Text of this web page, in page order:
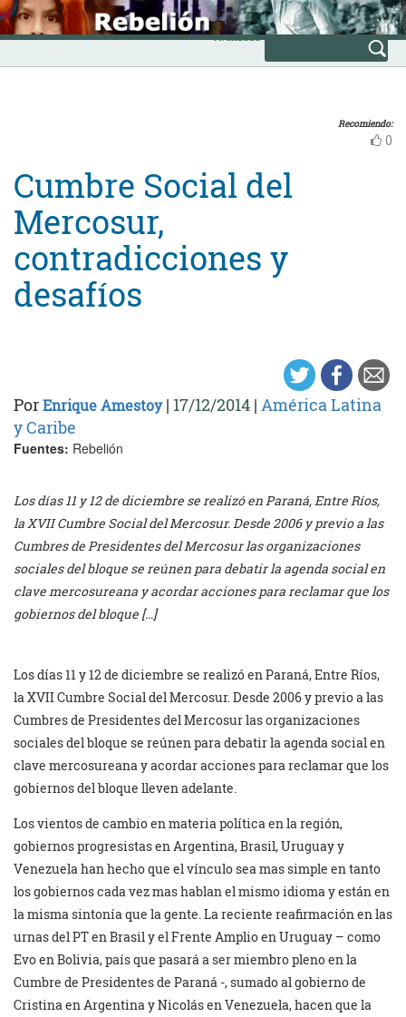
Skip
to
content
INICIO
Avanzada
Recomiendo:
0
Cumbre Social del
Mercosur,
contradicciones y
desafíos
PorEnrique Amestoy| 17/12/2014 | América Latina
y Caribe
Fuentes: Rebelión
Los días 11 y 12 de diciembre se realizó en Paraná, Entre Ríos,
la XVII Cumbre Social del Mercosur. Desde 2006 y previo a las
Cumbres de Presidentes del Mercosur las organizaciones
sociales del bloque se reúnen para debatir la agenda social en
clave mercosureana y acordar acciones para reclamar que los
gobiernos del bloque […]
Los días 11 y 12 de diciembre se realizó en Paraná, Entre Ríos,
la XVII Cumbre Social del Mercosur. Desde 2006 y previo a las
Cumbres de Presidentes del Mercosur las organizaciones
sociales del bloque se reúnen para debatir la agenda social en
clave mercosureana y acordar acciones para reclamar que los
gobiernos del bloque lleven adelante.
Los vientos de cambio en materia política en la región,
gobiernos progresistas en Argentina, Brasil, Uruguay y
Venezuela han hecho que el vínculo sea mas simple en tanto
los gobiernos cada vez mas hablan el mismo idioma y están en
la misma sintonía que la gente. La reciente reafirmación en las
urnas del PT en Brasil y el Frente Amplio en Uruguay – como
Evo en Bolivia, país que pasará a ser miembro pleno en la
Cumbre de Presidentes de Paraná -, sumado al gobierno de
Cristina en Argentina y Nicolás en Venezuela, hacen que la